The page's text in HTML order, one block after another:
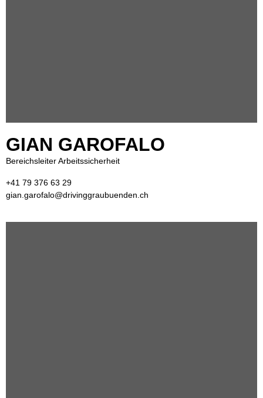
GIAN GAROFALO
Bereichsleiter Arbeitssicherheit
+41 79 376 63 29
gian.garofalo@drivinggraubuenden.ch